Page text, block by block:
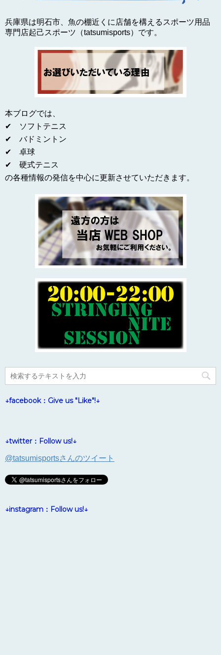
兵庫県は明石市、魚の棚近くに店舗を構えるスポーツ用品
専門店起己スポーツ（tatsumisports）です。
本ブログでは、
✔ ソフトテニス
✔ バドミントン
✔ 卓球
✔ 硬式テニス
の各種情報の発信を中心に更新させていただきます。
↓facebook：Give us "Like"!↓
↓twitter：Follow us!↓
@tatsumisportsさんのツイート
↓instagram：Follow us!↓